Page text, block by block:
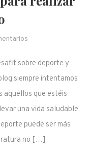
realizar en verano
sobre deporte y
siempre intentamos
aquellos que estéis
una vida saludable.
puede ser más
no […]